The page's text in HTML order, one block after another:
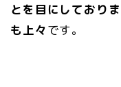
とを目にしており
も上々です。